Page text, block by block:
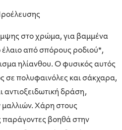
στο χρώμα, για βαμμένα
έλαιο από σπόρους ροδιού*,
ηλίανθου. Ο φυσικός αυτός
σε πολυφαινόλες και σάκχαρα,
αντιοξειδωτική δράση,
μαλλιών. Χάρη στους
παράγοντες βοηθά στην